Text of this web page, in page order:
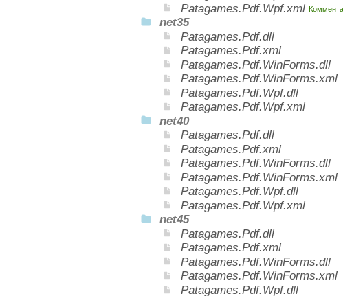
Patagames.Pdf.Wpf.xml
net35
Patagames.Pdf.dll
Patagames.Pdf.xml
Patagames.Pdf.WinForms.dll
Patagames.Pdf.WinForms.xml
Patagames.Pdf.Wpf.dll
Patagames.Pdf.Wpf.xml
net40
Patagames.Pdf.dll
Patagames.Pdf.xml
Patagames.Pdf.WinForms.dll
Patagames.Pdf.WinForms.xml
Patagames.Pdf.Wpf.dll
Patagames.Pdf.Wpf.xml
net45
Patagames.Pdf.dll
Patagames.Pdf.xml
Patagames.Pdf.WinForms.dll
Patagames.Pdf.WinForms.xml
Patagames.Pdf.Wpf.dll